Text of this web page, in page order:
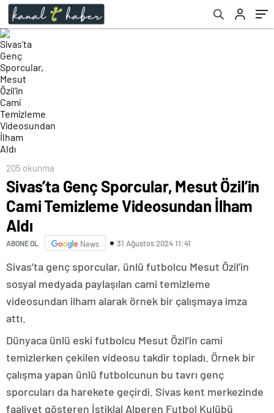
205 okunma
Sivas’ta Genç Sporcular, Mesut Özil’in
Cami Temizleme Videosundan İlham
Aldı
ABONE OL News 31 Ağustos 2024 11:41
Sivas’ta genç sporcular, ünlü futbolcu Mesut Özil’in
sosyal medyada paylaşılan cami temizleme
videosundan ilham alarak örnek bir çalışmaya imza
attı.
Dünyaca ünlü eski futbolcu Mesut Özil’in cami
temizlerken çekilen videosu takdir topladı. Örnek bir
çalışma yapan ünlü futbolcunun bu tavrı genç
sporcuları da harekete geçirdi. Sivas kent merkezinde
faaliyet gösteren İstiklal Alperen Futbol Kulübü